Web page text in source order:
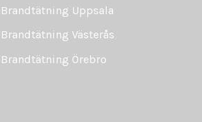
Brandtätning Uppsala
Brandtätning Västerås
Brandtätning Örebro